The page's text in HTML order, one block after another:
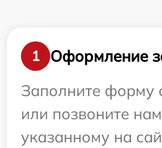
1
Оформление
Заполните форму
или позвоните
указанному на